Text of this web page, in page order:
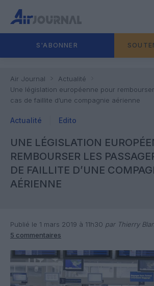
S'ABONNER
Air Journal
Actualité
Une législation européenne pour
cas de faillite d’une compagnie aérienne
Actualité Edito
UNE LÉGISLATION
REMBOURSER LES
DE FAILLITE D’UNE
AÉRIENNE
Publié le 1 mars 2019 à 11h30 par Thierry
5 commentaires